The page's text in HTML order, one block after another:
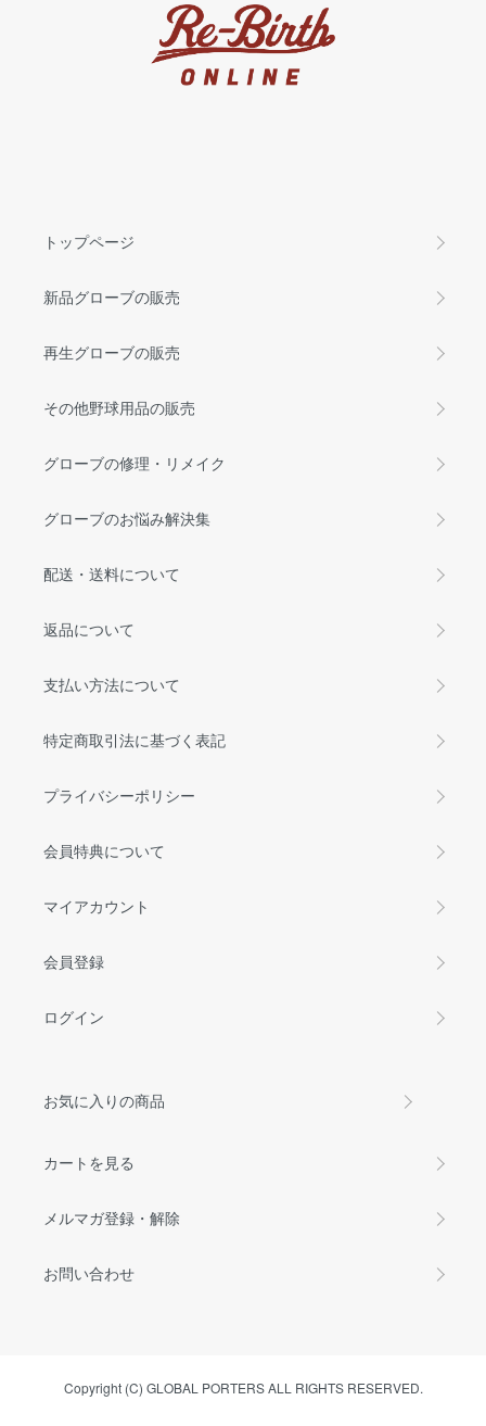
トップページ
新品グローブの販売
再生グローブの販売
その他野球用品の販売
グローブの修理・リメイク
グローブのお悩み解決集
配送・送料について
返品について
支払い方法について
特定商取引法に基づく表記
プライバシーポリシー
会員特典について
マイアカウント
会員登録
ログイン
お気に入りの商品
カートを見る
メルマガ登録・解除
お問い合わせ
Copyright (C) GLOBAL PORTERS ALL RIGHTS RESERVED.